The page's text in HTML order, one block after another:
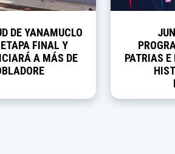
DE YANAMUCLO
FINAL Y
A MÁS DE
PATRIAS